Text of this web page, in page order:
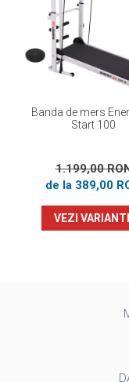
Banda de mers
Start 100
1.199,00
de la 389,00
VEZI